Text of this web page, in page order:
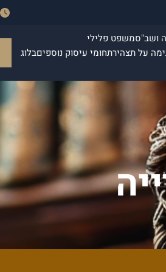
ושב"סמשפט פלילי
על תצהירתחומי עיסוק נוספיםבלוג